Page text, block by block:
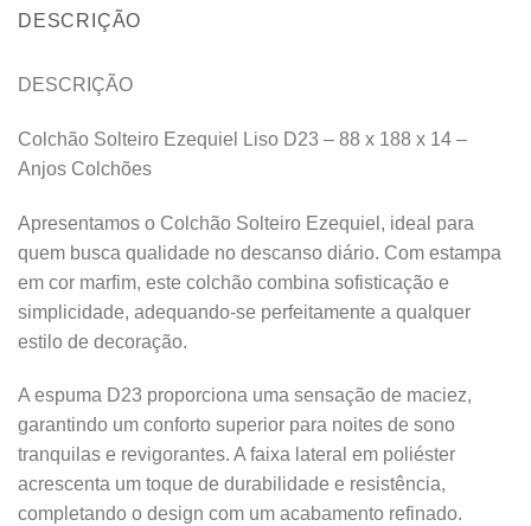
DESCRIÇÃO
DESCRIÇÃO
Colchão Solteiro Ezequiel Liso D23 – 88 x 188 x 14 –
Anjos Colchões
Apresentamos o Colchão Solteiro Ezequiel, ideal para
quem busca qualidade no descanso diário. Com estampa
em cor marfim, este colchão combina sofisticação e
simplicidade, adequando-se perfeitamente a qualquer
estilo de decoração.
A espuma D23 proporciona uma sensação de maciez,
garantindo um conforto superior para noites de sono
tranquilas e revigorantes. A faixa lateral em poliéster
acrescenta um toque de durabilidade e resistência,
completando o design com um acabamento refinado.